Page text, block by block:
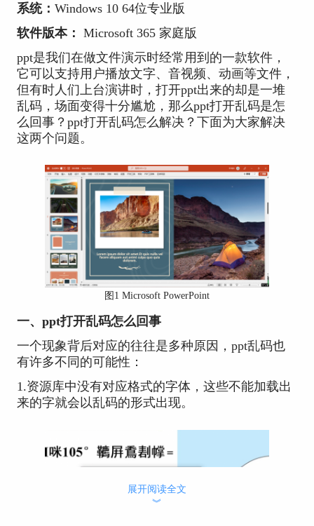
系统： Windows 10 64位专业版
软件版本： Microsoft 365 家庭版
ppt是我们在做文件演示时经常用到的一款软件，
它可以支持用户播放文字、音视频、动画等文件，
但有时人们上台演讲时，打开ppt出来的却是一堆
乱码，场面变得十分尴尬，那么ppt打开乱码是怎
么回事？ppt打开乱码怎么解决？下面为大家解决
这两个问题。
图1 Microsoft PowerPoint
一、ppt打开乱码怎么回事
一个现象背后对应的往往是多种原因，ppt乱码也
有许多不同的可能性：
1.资源库中没有对应格式的字体，这些不能加载出
来的字就会以乱码的形式出现。
展开阅读全文
︾